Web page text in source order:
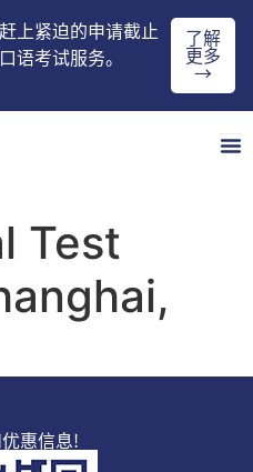
上紧迫的申请截止
语考试服务。
了解
更多
→
Test
惠信息!